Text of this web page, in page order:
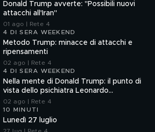
Donald Trump avverte: "Possibili nuovi
attacchi all'Iran"
01 ago | Rete 4
4 DI SERA WEEKEND
Metodo Trump: minacce di attacchi e
ripensamenti
02 ago | Rete 4
4 DI SERA WEEKEND
Nella mente di Donald Trump: il punto di
vista dello psichiatra Leonardo
Mendolicchio
02 ago | Rete 4
10 MINUTI
Lunedì 27 luglio